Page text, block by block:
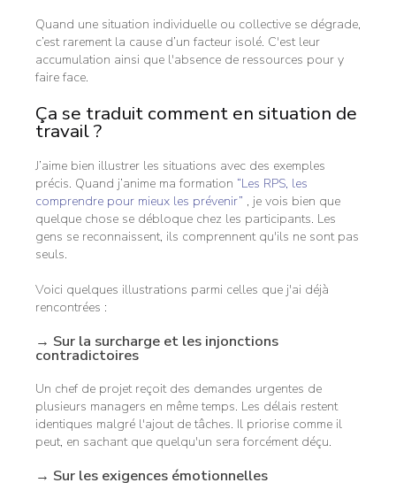
Quand une situation individuelle ou collective se dégrade,
c’est rarement la cause d’un facteur isolé. C'est leur
accumulation ainsi que l'absence de ressources pour y
faire face.
Ça se traduit comment en situation de
travail ?
J’aime bien illustrer les situations avec des exemples
précis. Quand j’anime ma formation “Les RPS, les
comprendre pour mieux les prévenir” , je vois bien que
quelque chose se débloque chez les participants. Les
gens se reconnaissent, ils comprennent qu'ils ne sont pas
seuls.
Voici quelques illustrations parmi celles que j'ai déjà
rencontrées :
→ Sur la surcharge et les injonctions
contradictoires
Un chef de projet reçoit des demandes urgentes de
plusieurs managers en même temps. Les délais restent
identiques malgré l'ajout de tâches. Il priorise comme il
peut, en sachant que quelqu'un sera forcément déçu.
→ Sur les exigences émotionnelles